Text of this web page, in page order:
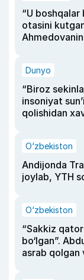
“U boshqalar
otasini
Dunyo
“Biroz
insoniyat
qolishidan
O‘zbekiston
Andijonda
joylab, YTH
O‘zbekiston
“Sakkiz
bo‘lgan”.
asrab qolgan